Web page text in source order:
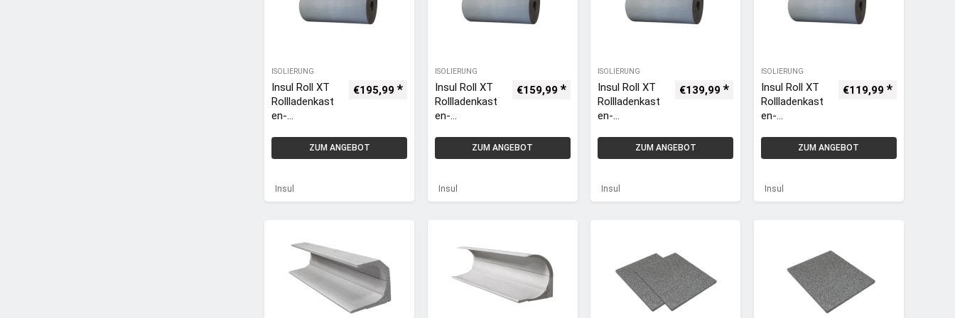
ISOLIERUNG
Insul Roll XT
Rollladenkast
en-
-Dämmmatte
13 mm / 1 x
€195,99
ZUM ANGEBOT
Insul
ISOLIERUNG
Insul Roll XT
Rollladenkast
en-
-Dämmmatte
19 mm / 1 x 8
€159,99
ZUM ANGEBOT
Insul
ISOLIERUNG
Insul Roll XT
Rollladenkast
en-
-Dämmmatte
25 mm / 1 x 6
€139,99
ZUM ANGEBOT
Insul
ISOLIERUNG
Insul Roll XT
Rollladenkast
en-
-Dämmmatte
32 mm / 1 x
€119,99
ZUM ANGEBOT
Insul